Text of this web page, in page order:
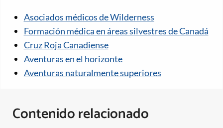
Asociados médicos de Wilderness
Formación médica en áreas silvestres de Canadá
Cruz Roja Canadiense
Aventuras en el horizonte
Aventuras naturalmente superiores
Contenido relacionado